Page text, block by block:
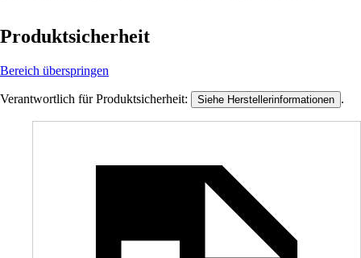
Produktsicherheit
Bereich überspringen
Verantwortlich für Produktsicherheit: Siehe Herstellerinformationen .